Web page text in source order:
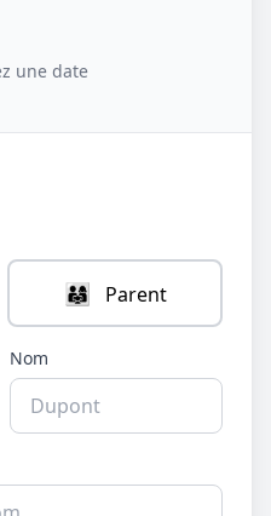
une date
👨‍👩‍👧 Parent
Nom